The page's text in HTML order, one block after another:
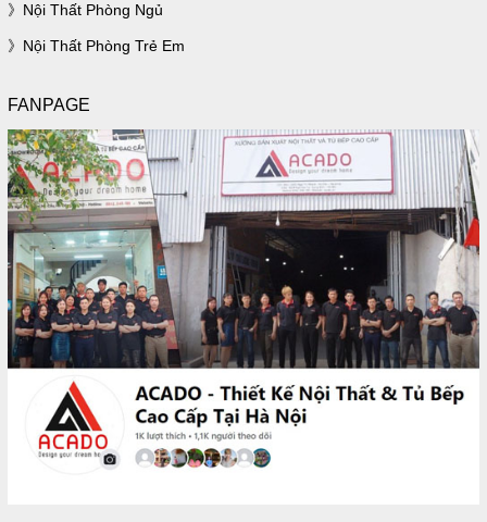
Nội Thất Phòng Ngủ
Nội Thất Phòng Trẻ Em
FANPAGE